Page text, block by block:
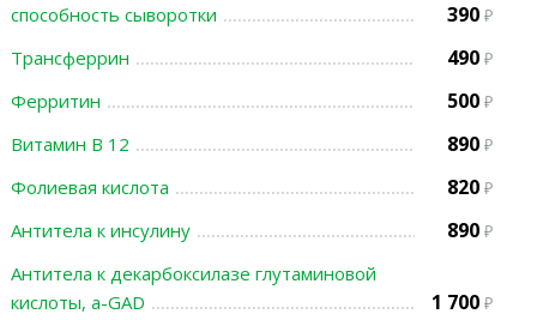
способность сыворотки
390
Трансферрин 490
Ферритин 500
Витамин В 12 890
Фолиевая кислота 820
Антитела к инсулину 890
Антитела к декарбоксилазе глутаминовой
кислоты, а-GAD
1 700